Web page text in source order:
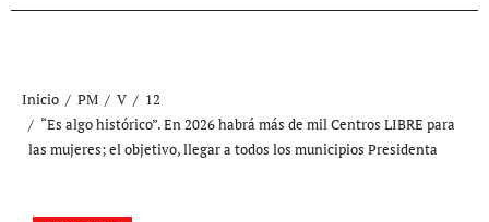
Inicio PM V
12
“Es algo histórico”. En 2026 habrá más de mil Centros LIBRE para
las mujeres; el objetivo, llegar a todos los municipios Presidenta